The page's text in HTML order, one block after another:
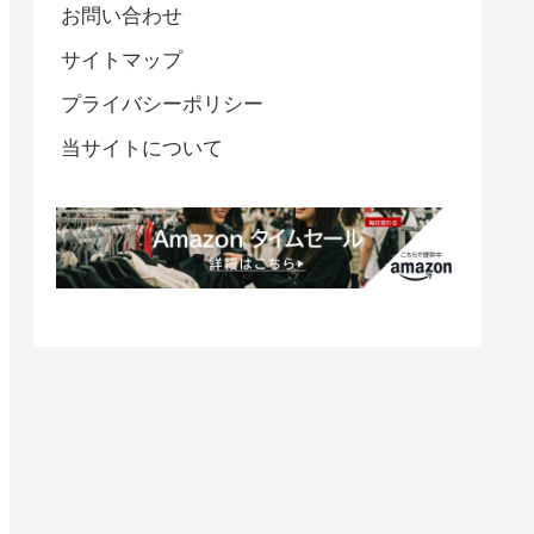
お問い合わせ
サイトマップ
プライバシーポリシー
当サイトについて